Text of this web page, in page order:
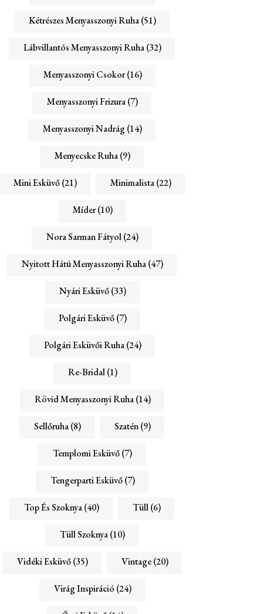
Kétrészes Menyasszonyi Ruha(51)
Lábvillantós Menyasszonyi Ruha(32)
Menyasszonyi Csokor(16)
Menyasszonyi Frizura(7)
Menyasszonyi Nadrág(14)
Menyecske Ruha(9)
Mini Esküvő(21) Minimalista(22)
Míder(10)
Nora Sarman Fátyol(24)
Nyitott Hátú Menyasszonyi Ruha(47)
Nyári Esküvő(33)
Polgári Esküvő(7)
Polgári Esküvői Ruha(24)
Re-Bridal(1)
Rövid Menyasszonyi Ruha(14)
Sellőruha(8) Szatén(9)
Templomi Esküvő(7)
Tengerparti Esküvő(7)
Top És Szoknya(40) Tüll(6)
Tüll Szoknya(10)
Vidéki Esküvő(35) Vintage(20)
Virág Inspiráció (24)